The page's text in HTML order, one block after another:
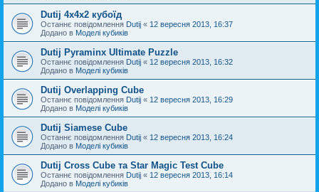
Dutij 4х4х2 кубоїд
Останнє повідомлення Dutij « 12 вересня 2013, 16:37
Додано в Моделі кубиків
Dutij Pyraminx Ultimate Puzzle
Останнє повідомлення Dutij « 12 вересня 2013, 16:32
Додано в Моделі кубиків
Dutij Overlapping Cube
Останнє повідомлення Dutij « 12 вересня 2013, 16:29
Додано в Моделі кубиків
Dutij Siamese Cube
Останнє повідомлення Dutij « 12 вересня 2013, 16:24
Додано в Моделі кубиків
Dutij Cross Cube та Star Magic Test Cube
Останнє повідомлення Dutij « 12 вересня 2013, 16:14
Додано в Моделі кубиків